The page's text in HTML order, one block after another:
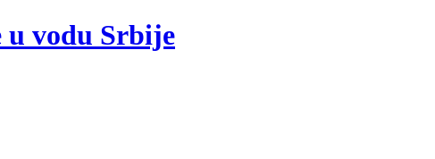
u vodu Srbije